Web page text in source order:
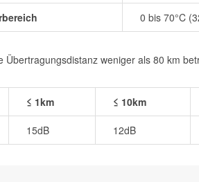
0 bis 70°C
Übertragungsdistanz weniger als 80 km
≤ 1km ≤ 10km
15dB 12dB